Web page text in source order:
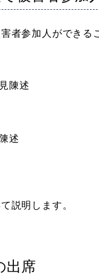
者参加人ができる
陳述
述
説明します。
出席